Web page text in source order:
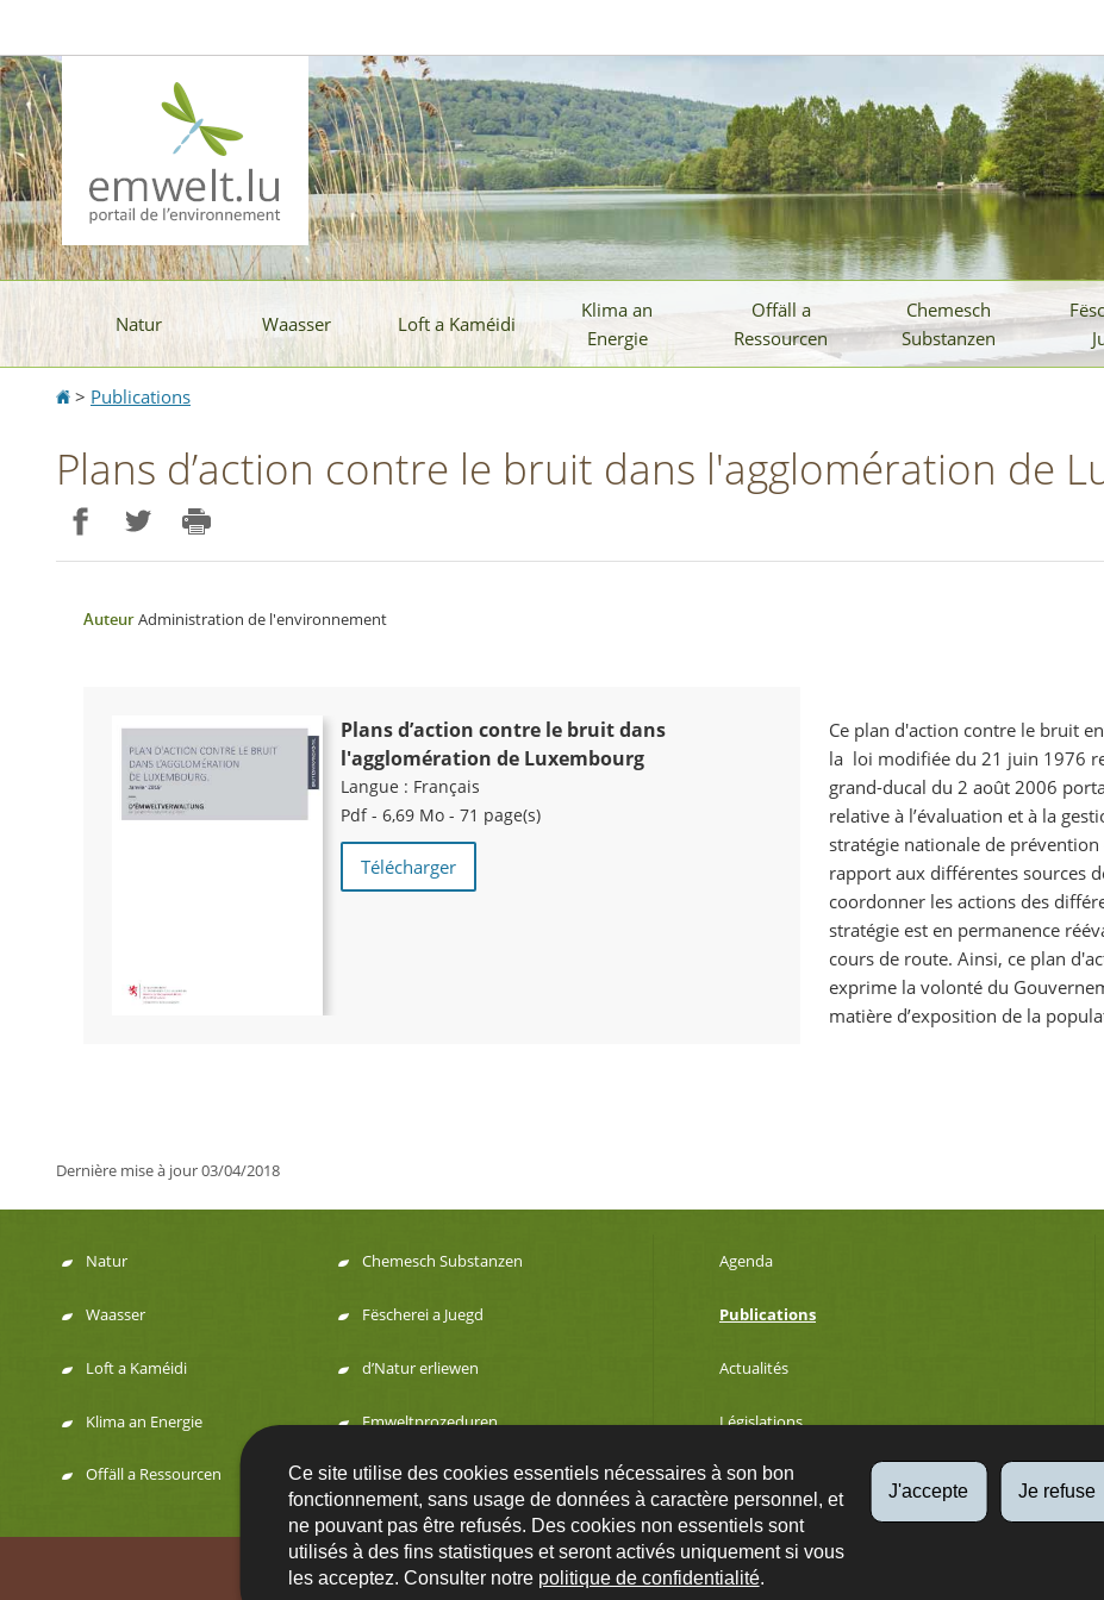
Ce site utilise des cookies essentiels nécessaires à son bon
fonctionnement, sans usage de données à caractère personnel, et
ne pouvant pas être refusés. Des cookies non essentiels sont
utilisés à des fins statistiques et seront activés uniquement si vous
les acceptez. Consulter notre politique de confidentialité.
J'accepte Je refuse
la
navigation
contenu
Natur Waasser Loft a Kaméidi
Klima an
Energie
Offäll a
Ressourcen
Chemesch
Substanzen
Accueil
> Publications
Plans d’action contre le bruit dans l'agglomération de
AuteurAdministration de l'environnement
Plans d’action contre le bruit dans
l'agglomération de Luxembourg
Langue : Français
Pdf - 6,69 Mo - 71 page(s)
Télécharger
Ce plan d'action contre le bruit
la loi modifiée du 21 juin 1976
grand-ducal du 2 août 2006
relative à l’évaluation et à la
stratégie nationale de
rapport aux différentes sources
coordonner les actions des
stratégie est en permanence
cours de route. Ainsi, ce plan
exprime la volonté du
matière d’exposition de la
Dernière mise à jour03/04/2018
Menu
de
navigation
Natur
Waasser
Loft a Kaméidi
Klima an Energie
Offäll a Ressourcen
Chemesch Substanzen
Fëscherei a Juegd
d’Natur erliewen
Emweltprozeduren
Agenda
Publications
Actualités
Législations
Développement durable
Contact FAQs Plan du site A propos